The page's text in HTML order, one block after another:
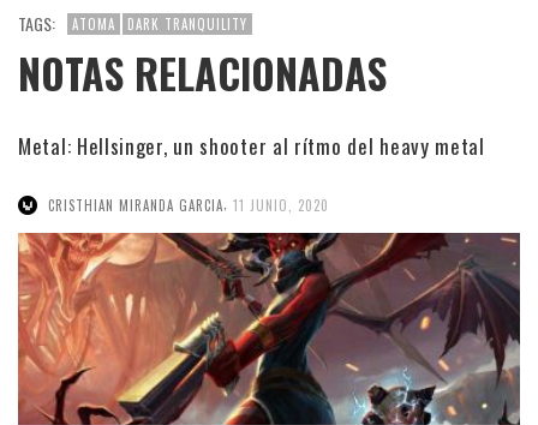
TAGS: ATOMA DARK TRANQUILITY
NOTAS RELACIONADAS
Metal: Hellsinger, un shooter al rítmo del heavy metal
CRISTHIAN MIRANDA GARCIA, 11 JUNIO, 2020